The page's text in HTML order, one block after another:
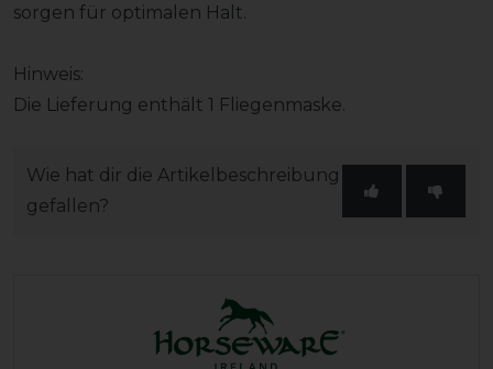
sorgen für optimalen Halt.
Hinweis:
Die Lieferung enthält 1 Fliegenmaske.
Wie hat dir die Artikelbeschreibung
gefallen?